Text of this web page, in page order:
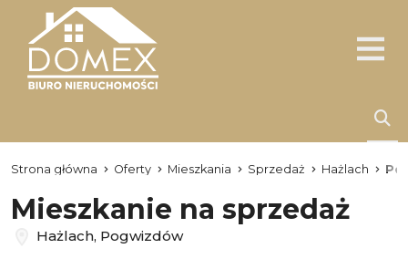
Strona główna Oferty Mieszkania Sprzedaż Hażlach
Mieszkanie na sprzedaż
Hażlach, Pogwizdów